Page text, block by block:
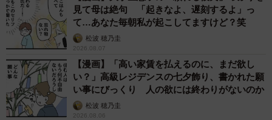
見て母は絶句 「起きなよ、遅刻するよ」っ
て…あなた毎朝私が起こしてますけど？笑
松波 穂乃圭
2026.08.07
【漫画】「高い家賃を払えるのに、まだ欲し
い？」高級レジデンスの七夕飾り、書かれた願
い事にびっくり 人の欲には終わりがないのか
松波 穂乃圭
2026.08.06